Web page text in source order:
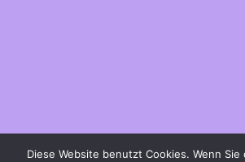
Diese Website benutzt Cookies. Wenn